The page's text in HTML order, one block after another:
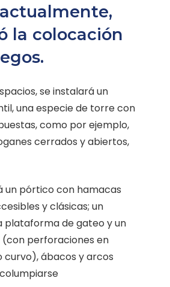
la colocación
se instalará un
una especie de torre con
como por ejemplo,
cerrados y abiertos,
un pórtico con hamacas
y clásicas; un
plataforma de gateo y un
(con perforaciones en
curvo), ábacos y arcos